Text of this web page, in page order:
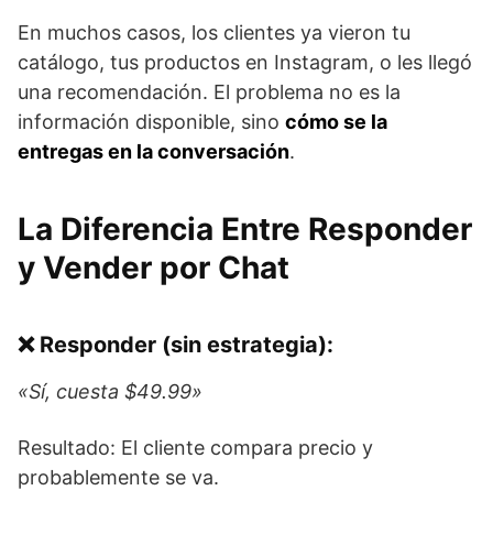
En muchos casos, los clientes ya vieron tu
catálogo, tus productos en Instagram, o les llegó
una recomendación. El problema no es la
información disponible, sino cómo se la
entregas en la conversación.
La Diferencia Entre Responder
y Vender por Chat
❌ Responder (sin estrategia):
«Sí, cuesta $49.99»
Resultado: El cliente compara precio y
probablemente se va.